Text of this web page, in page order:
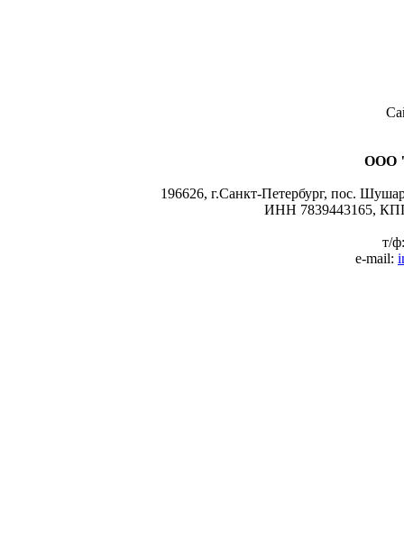
ООО
196626, г.Санкт-Петербург, пос.
ИНН 7839443165,
т/
e-mail: